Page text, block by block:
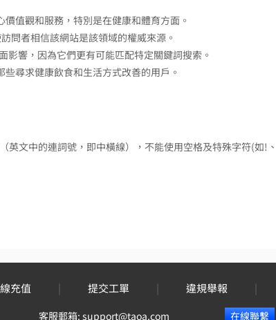
值觀和服務，特別是在健康和體育方面。
問者相信該網站是該領域的權威來源。
影響，因為它們更有可能匹配特定關鍵詞搜索。
尋求健康飲食和生活方式改善的用戶。
文中的連詞號，即中橫線），不能使用空格及特殊字符(如!、
充值 | 提交工單 | 違規舉報 |
客服郵箱: support@taoa.com 在線聯繫